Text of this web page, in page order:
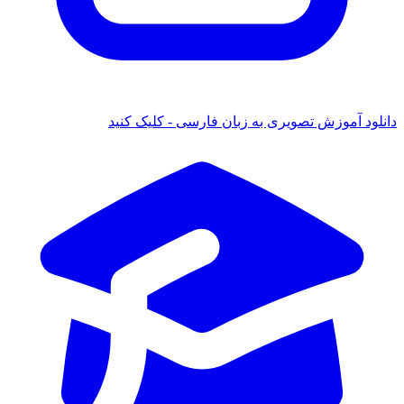
آموزش تصویری به زبان فارسی - کلیک کنید